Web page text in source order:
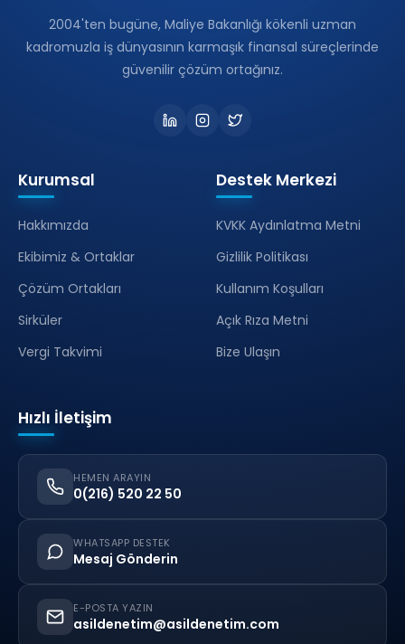
2004'ten bugüne, Maliye Bakanlığı kökenli uzman
kadromuzla iş dünyasının karmaşık finansal süreçlerinde
güvenilir çözüm ortağınız.
Kurumsal
Hakkımızda
Ekibimiz & Ortaklar
Çözüm Ortakları
Sirküler
Vergi Takvimi
Destek Merkezi
KVKK Aydınlatma Metni
Gizlilik Politikası
Kullanım Koşulları
Açık Rıza Metni
Bize Ulaşın
Hızlı İletişim
HEMEN ARAYIN
0(216) 520 22 50
WHATSAPP DESTEK
Mesaj Gönderin
E-POSTA YAZIN
asildenetim@asildenetim.com